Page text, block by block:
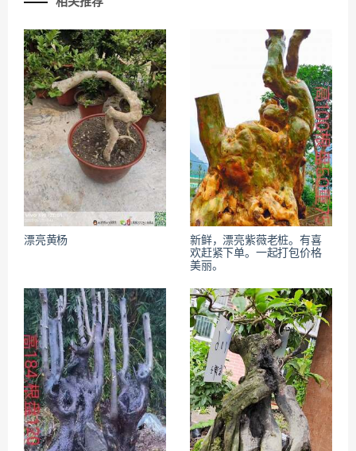
漂亮黄杨
新鲜，漂亮紫薇老桩。有喜
欢赶紧下单。一起打包价格
美丽。